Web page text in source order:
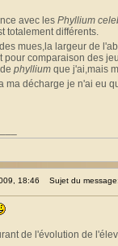
avec les Phyllium
totalement différents.
mues,la largeur de
pour comparaison des
phyllium que j'ai,mais
ma décharge je n'ai eu
18:46 Sujet du message:
de l'évolution de